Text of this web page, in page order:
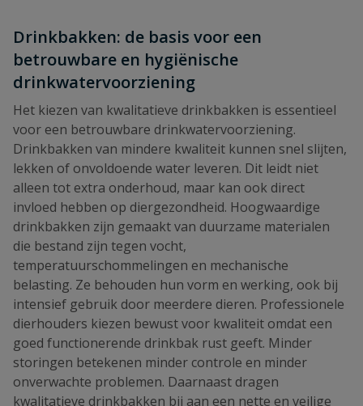
Drinkbakken: de basis voor een
betrouwbare en hygiënische
drinkwatervoorziening
Het kiezen van kwalitatieve drinkbakken is essentieel
voor een betrouwbare drinkwatervoorziening.
Drinkbakken van mindere kwaliteit kunnen snel slijten,
lekken of onvoldoende water leveren. Dit leidt niet
alleen tot extra onderhoud, maar kan ook direct
invloed hebben op diergezondheid. Hoogwaardige
drinkbakken zijn gemaakt van duurzame materialen
die bestand zijn tegen vocht,
temperatuurschommelingen en mechanische
belasting. Ze behouden hun vorm en werking, ook bij
intensief gebruik door meerdere dieren. Professionele
dierhouders kiezen bewust voor kwaliteit omdat een
goed functionerende drinkbak rust geeft. Minder
storingen betekenen minder controle en minder
onverwachte problemen. Daarnaast dragen
kwalitatieve drinkbakken bij aan een nette en veilige